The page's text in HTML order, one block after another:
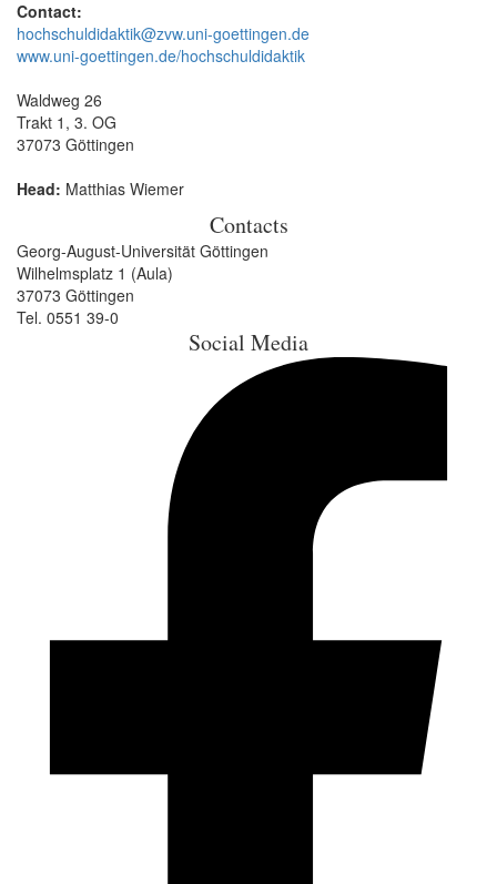
Contact:
hochschuldidaktik@zvw.uni-goettingen.de
www.uni-goettingen.de/hochschuldidaktik
Waldweg 26
Trakt 1, 3. OG
37073 Göttingen
Head: Matthias Wiemer
Contacts
Georg-August-Universität Göttingen
Wilhelmsplatz 1 (Aula)
37073 Göttingen
Tel. 0551 39-0
Social Media